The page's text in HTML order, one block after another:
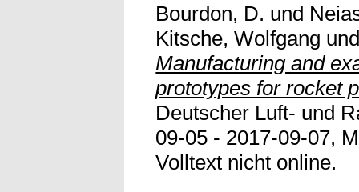
Bourdon, D. und
Kitsche, Wolfgang
Manufacturing and
prototypes for rocket
Deutscher Luft- und
09-05 - 2017-09-07,
Volltext nicht online.